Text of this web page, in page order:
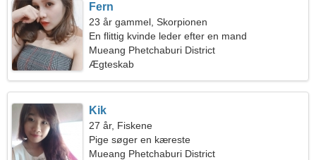
Fern
23 år gammel, Skorpionen
En flittig kvinde leder efter en mand
Mueang Phetchaburi District
Ægteskab
Kik
27 år, Fiskene
Pige søger en kæreste
Mueang Phetchaburi District